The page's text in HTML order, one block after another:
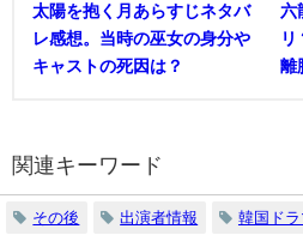
太陽を抱く月あらすじネタバ
レ感想。当時の巫女の身分や
キャストの死因は？
六
リ
離
関連キーワード
その後 出演者情報 韓国ドラ